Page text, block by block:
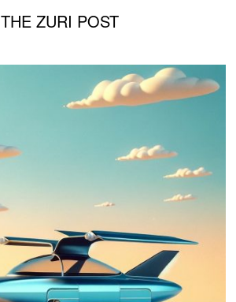
THE ZURI POST